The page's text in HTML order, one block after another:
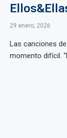
29 enero, 2026
Las canciones
momento difícil.